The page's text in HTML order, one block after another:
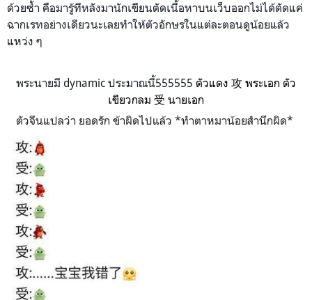
ด้วยซ้ำ คือมารู้ทีหลังมานักเขียนตัดเนื้อหาบนเว็บออกไม่ได้ตัดแค่
ฉากเรทอย่างเดียวนะเลยทำให้ตัวอักษรในแต่ละตอนดูน้อยแล้ว
แหว่ง ๆ
พระนายมี dynamic ประมาณนี้555555 ตัวแดง 攻 พระเอก ตัว
เขียวกลม 受 นายเอก
ตัวจีนแปลว่า ยอดรัก ข้าผิดไปแล้ว *ทำตาหมาน้อยสำนึกผิด*